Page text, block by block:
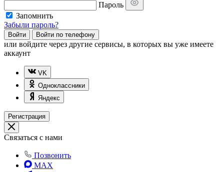
Пароль
Запомнить
Забыли пароль?
Войти Войти по телефону
или войдите через другие сервисы, в которых вы уже имеете
аккаунт
VK
Одноклассники
Яндекс
Регистрация
Связаться с нами
Позвонить
MAX